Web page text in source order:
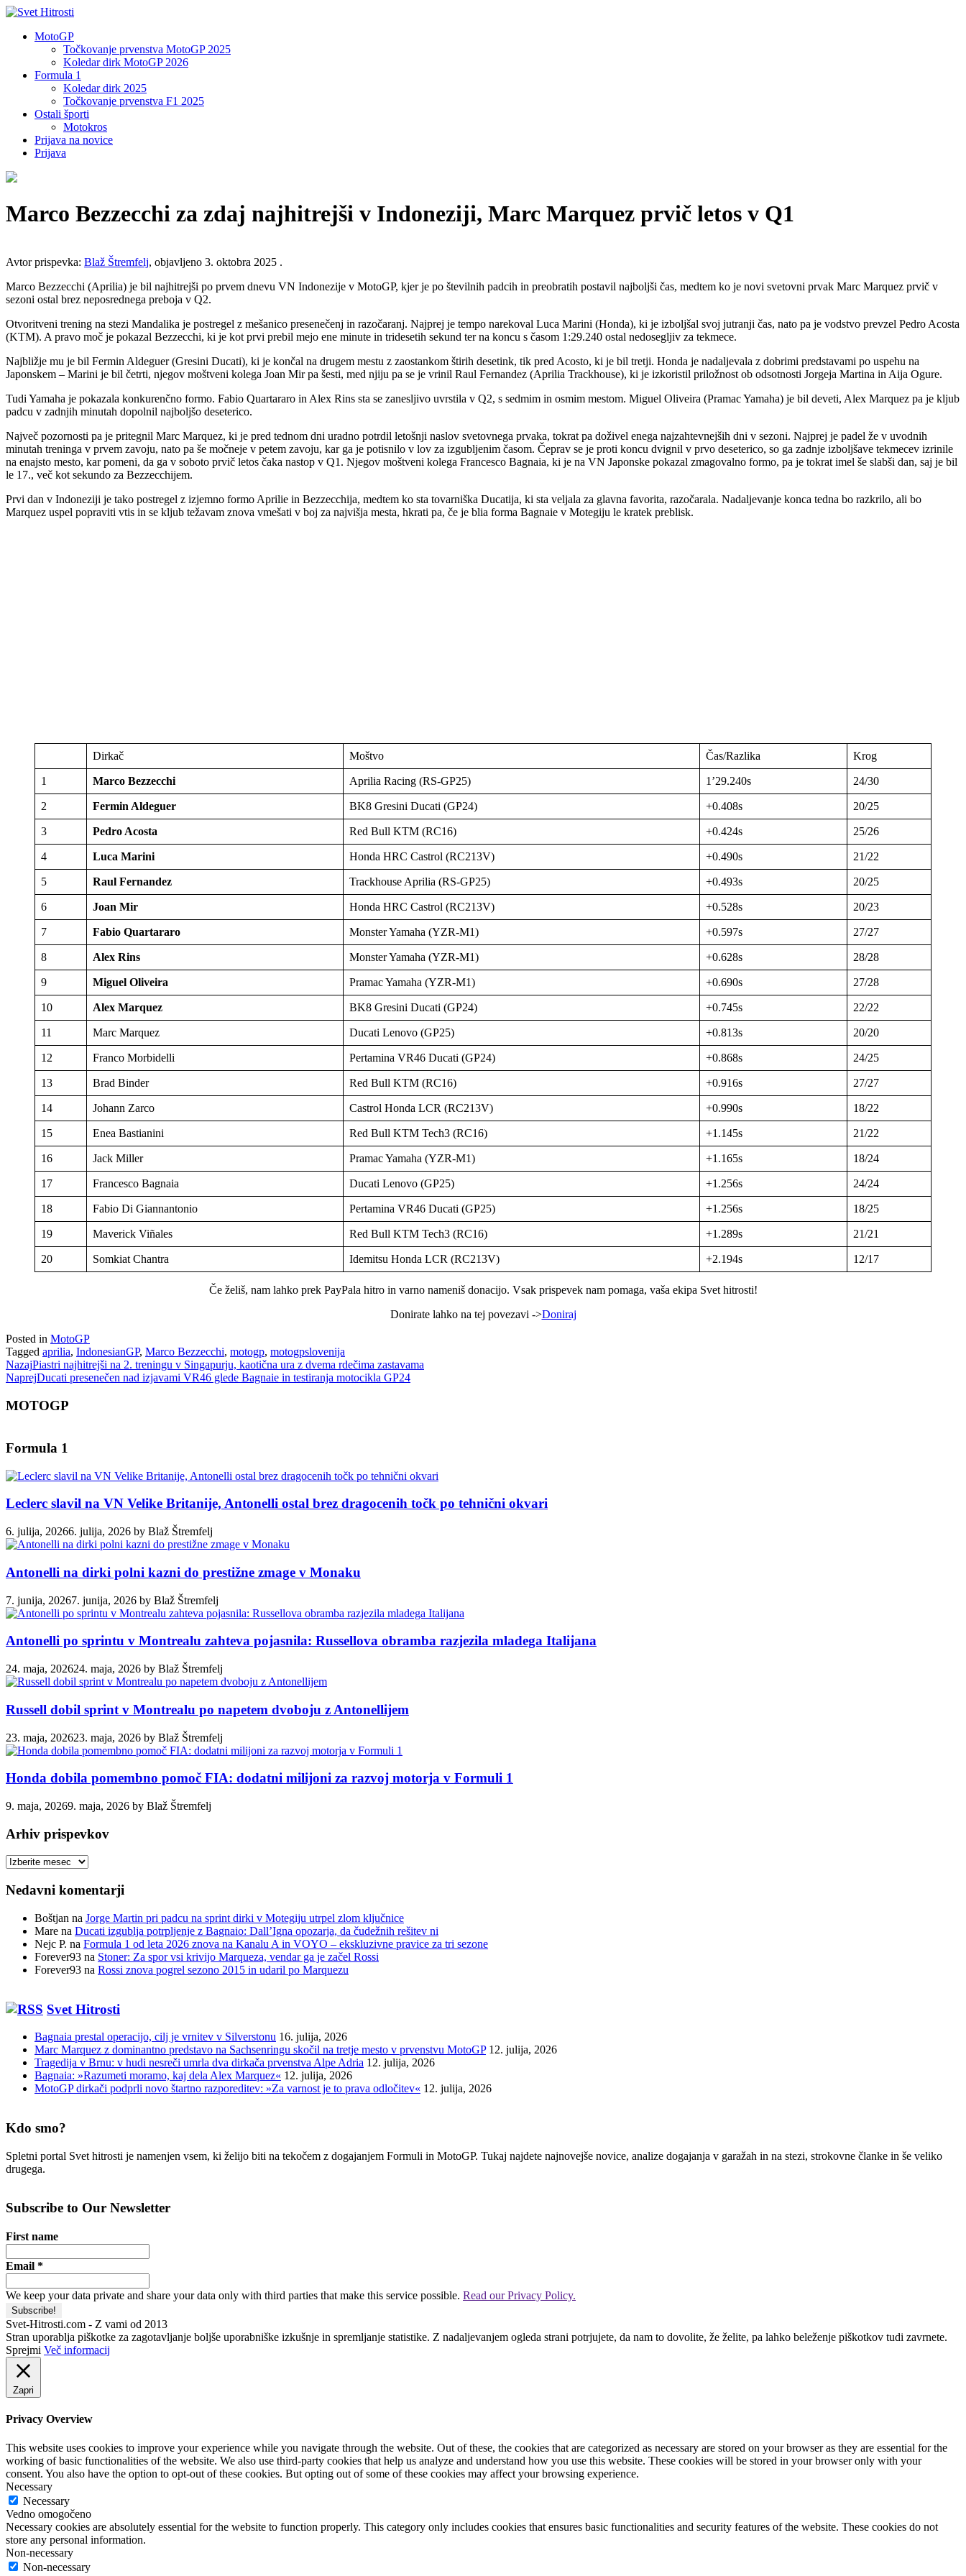
MotoGP
Točkovanje prvenstva MotoGP 2025
Koledar dirk MotoGP 2026
Formula 1
Koledar dirk 2025
Točkovanje prvenstva F1 2025
Ostali športi
Motokros
Prijava na novice
Prijava
Marco Bezzecchi za zdaj najhitrejši v Indoneziji, Marc Marquez prvič letos v Q1
Avtor prispevka: Blaž Štremfelj, objavljeno 3. oktobra 2025 .
Marco Bezzecchi (Aprilia) je bil najhitrejši po prvem dnevu VN Indonezije v MotoGP, kjer je po številnih padcih in preobratih postavil najboljši čas, medtem ko je novi svetovni prvak Marc Marquez prvič v
sezoni ostal brez neposrednega preboja v Q2.
Otvoritveni trening na stezi Mandalika je postregel z mešanico presenečenj in razočaranj. Najprej je tempo narekoval Luca Marini (Honda), ki je izboljšal svoj jutranji čas, nato pa je vodstvo prevzel Pedro Acosta
(KTM). A pravo moč je pokazal Bezzecchi, ki je kot prvi prebil mejo ene minute in tridesetih sekund ter na koncu s časom 1:29.240 ostal nedosegljiv za tekmece.
Najbližje mu je bil Fermin Aldeguer (Gresini Ducati), ki je končal na drugem mestu z zaostankom štirih desetink, tik pred Acosto, ki je bil tretji. Honda je nadaljevala z dobrimi predstavami po uspehu na
Japonskem – Marini je bil četrti, njegov moštveni kolega Joan Mir pa šesti, med njiju pa se je vrinil Raul Fernandez (Aprilia Trackhouse), ki je izkoristil priložnost ob odsotnosti Jorgeja Martina in Aija Ogure.
Tudi Yamaha je pokazala konkurenčno formo. Fabio Quartararo in Alex Rins sta se zanesljivo uvrstila v Q2, s sedmim in osmim mestom. Miguel Oliveira (Pramac Yamaha) je bil deveti, Alex Marquez pa je kljub
padcu v zadnjih minutah dopolnil najboljšo deseterico.
Največ pozornosti pa je pritegnil Marc Marquez, ki je pred tednom dni uradno potrdil letošnji naslov svetovnega prvaka, tokrat pa doživel enega najzahtevnejših dni v sezoni. Najprej je padel že v uvodnih
minutah treninga v prvem zavoju, nato pa še močneje v petem zavoju, kar ga je potisnilo v lov za izgubljenim časom. Čeprav se je proti koncu dvignil v prvo deseterico, so ga zadnje izboljšave tekmecev izrinile
na enajsto mesto, kar pomeni, da ga v soboto prvič letos čaka nastop v Q1. Njegov moštveni kolega Francesco Bagnaia, ki je na VN Japonske pokazal zmagovalno formo, pa je tokrat imel še slabši dan, saj je bil
le 17., več kot sekundo za Bezzecchijem.
Prvi dan v Indoneziji je tako postregel z izjemno formo Aprilie in Bezzecchija, medtem ko sta tovarniška Ducatija, ki sta veljala za glavna favorita, razočarala. Nadaljevanje konca tedna bo razkrilo, ali bo
Marquez uspel popraviti vtis in se kljub težavam znova vmešati v boj za najvišja mesta, hkrati pa, če je blia forma Bagnaie v Motegiju le kratek preblisk.
Dirkač Moštvo Čas/Razlika Krog
1 Marco Bezzecchi Aprilia Racing (RS-GP25) 1’29.240s 24/30
2 Fermin Aldeguer BK8 Gresini Ducati (GP24) +0.408s 20/25
3 Pedro Acosta Red Bull KTM (RC16) +0.424s 25/26
4 Luca Marini Honda HRC Castrol (RC213V) +0.490s 21/22
5 Raul Fernandez Trackhouse Aprilia (RS-GP25) +0.493s 20/25
6 Joan Mir Honda HRC Castrol (RC213V) +0.528s 20/23
7 Fabio Quartararo Monster Yamaha (YZR-M1) +0.597s 27/27
8 Alex Rins Monster Yamaha (YZR-M1) +0.628s 28/28
9 Miguel Oliveira Pramac Yamaha (YZR-M1) +0.690s 27/28
10 Alex Marquez BK8 Gresini Ducati (GP24) +0.745s 22/22
11 Marc Marquez Ducati Lenovo (GP25) +0.813s 20/20
12 Franco Morbidelli Pertamina VR46 Ducati (GP24) +0.868s 24/25
13 Brad Binder Red Bull KTM (RC16) +0.916s 27/27
14 Johann Zarco Castrol Honda LCR (RC213V) +0.990s 18/22
15 Enea Bastianini Red Bull KTM Tech3 (RC16) +1.145s 21/22
16 Jack Miller Pramac Yamaha (YZR-M1) +1.165s 18/24
17 Francesco Bagnaia Ducati Lenovo (GP25) +1.256s 24/24
18 Fabio Di Giannantonio Pertamina VR46 Ducati (GP25) +1.256s 18/25
19 Maverick Viñales Red Bull KTM Tech3 (RC16) +1.289s 21/21
20 Somkiat Chantra Idemitsu Honda LCR (RC213V) +2.194s 12/17
Če želiš, nam lahko prek PayPala hitro in varno nameniš donacijo. Vsak prispevek nam pomaga, vaša ekipa Svet hitrosti!
Donirate lahko na tej povezavi ->Doniraj
Posted in MotoGP
Tagged aprilia, IndonesianGP, Marco Bezzecchi, motogp, motogpslovenija
NazajPiastri najhitrejši na 2. treningu v Singapurju, kaotična ura z dvema rdečima zastavama
NaprejDucati presenečen nad izjavami VR46 glede Bagnaie in testiranja motocikla GP24
MOTOGP
Formula 1
Leclerc slavil na VN Velike Britanije, Antonelli ostal brez dragocenih točk po tehnični okvari
6. julija, 20266. julija, 2026 by Blaž Štremfelj
Antonelli na dirki polni kazni do prestižne zmage v Monaku
7. junija, 20267. junija, 2026 by Blaž Štremfelj
Antonelli po sprintu v Montrealu zahteva pojasnila: Russellova obramba razjezila mladega Italijana
24. maja, 202624. maja, 2026 by Blaž Štremfelj
Russell dobil sprint v Montrealu po napetem dvoboju z Antonellijem
23. maja, 202623. maja, 2026 by Blaž Štremfelj
Honda dobila pomembno pomoč FIA: dodatni milijoni za razvoj motorja v Formuli 1
9. maja, 20269. maja, 2026 by Blaž Štremfelj
Arhiv prispevkov
Arhiv
Nedavni komentarji
Boštjan na Jorge Martin pri padcu na sprint dirki v Motegiju utrpel zlom ključnice
Mare na Ducati izgublja potrpljenje z Bagnaio: Dall’Igna opozarja, da čudežnih rešitev ni
Nejc P. na Formula 1 od leta 2026 znova na Kanalu A in VOYO – ekskluzivne pravice za tri sezone
Forever93 na Stoner: Za spor vsi krivijo Marqueza, vendar ga je začel Rossi
Forever93 na Rossi znova pogrel sezono 2015 in udaril po Marquezu
Svet Hitrosti
Bagnaia prestal operacijo, cilj je vrnitev v Silverstonu 16. julija, 2026
Marc Marquez z dominantno predstavo na Sachsenringu skočil na tretje mesto v prvenstvu MotoGP 12. julija, 2026
Tragedija v Brnu: v hudi nesreči umrla dva dirkača prvenstva Alpe Adria 12. julija, 2026
Bagnaia: »Razumeti moramo, kaj dela Alex Marquez« 12. julija, 2026
MotoGP dirkači podprli novo štartno razporeditev: »Za varnost je to prava odločitev« 12. julija, 2026
Kdo smo?
Spletni portal Svet hitrosti je namenjen vsem, ki želijo biti na tekočem z dogajanjem Formuli in MotoGP. Tukaj najdete najnovejše novice, analize dogajanja v garažah in na stezi, strokovne članke in še veliko
drugega.
Subscribe to Our Newsletter
First name
Email *
We keep your data private and share your data only with third parties that make this service possible. Read our Privacy Policy.
Svet-Hitrosti.com - Z vami od 2013
Stran uporablja piškotke za zagotavljanje boljše uporabniške izkušnje in spremljanje statistike. Z nadaljevanjem ogleda strani potrjujete, da nam to dovolite, že želite, pa lahko beleženje piškotkov tudi zavrnete.
Sprejmi Več informacij
Zapri
Privacy Overview
This website uses cookies to improve your experience while you navigate through the website. Out of these, the cookies that are categorized as necessary are stored on your browser as they are essential for the
working of basic functionalities of the website. We also use third-party cookies that help us analyze and understand how you use this website. These cookies will be stored in your browser only with your
consent. You also have the option to opt-out of these cookies. But opting out of some of these cookies may affect your browsing experience.
Necessary
Necessary
Vedno omogočeno
Necessary cookies are absolutely essential for the website to function properly. This category only includes cookies that ensures basic functionalities and security features of the website. These cookies do not
store any personal information.
Non-necessary
Non-necessary